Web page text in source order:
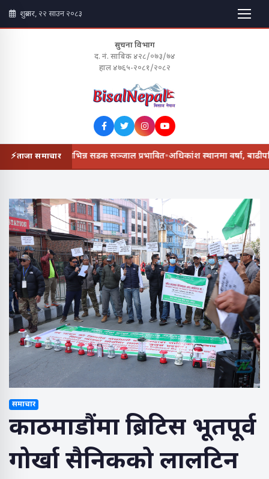
शुक्रबार, २२ साउन २०८३
सुचना विभाग
द. नं. साबिक ४२८/०७३/७४
हाल ४७६५-२०८१/२०८२
ताजा समाचार
•वर्षाले विभिन्न सडक सञ्जाल प्रभावित•अधिकांश स्थानमा वर्षा,
समाचार
काठमाडौंमा ब्रिटिस भूतपूर्व
गोर्खा सैनिकको लालटिन